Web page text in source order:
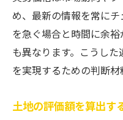
め、最新の情報を常に
を急ぐ場合と時間に余
も異なります。こうし
を実現するための判断材
土地の評価額を算出す